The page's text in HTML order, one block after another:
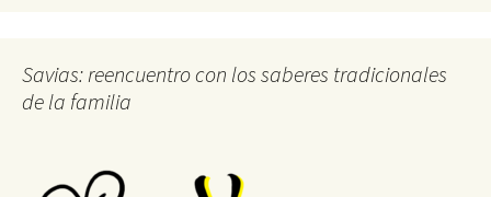
Savias: reencuentro con los saberes tradicionales
de la familia